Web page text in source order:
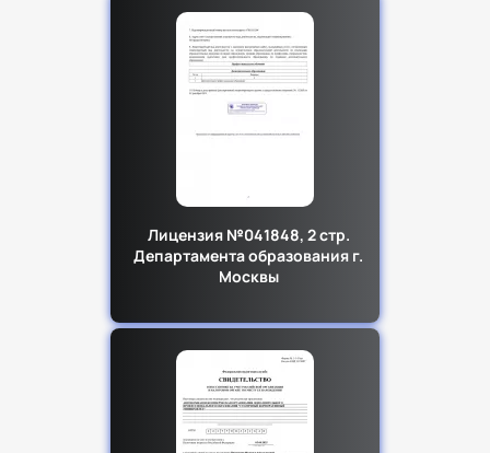
Лицензия №041848, 2 стр.
Департамента образования г.
Москвы